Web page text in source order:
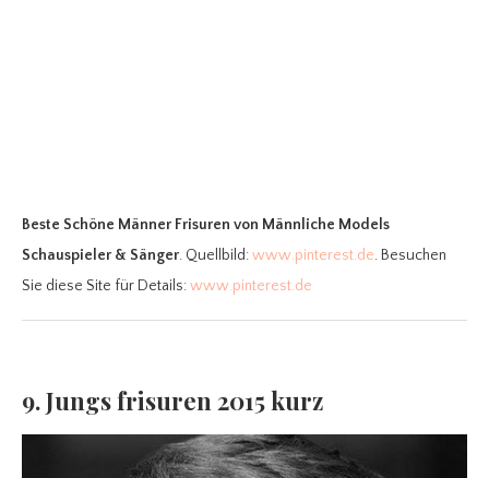
Beste Schöne Männer Frisuren von Männliche Models
Schauspieler & Sänger. Quellbild:www.pinterest.de. Besuchen
Sie diese Site für Details:www.pinterest.de
9. Jungs frisuren 2015 kurz